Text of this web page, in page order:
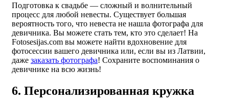
Подготовка к свадьбе — сложный и волнительный
процесс для любой невесты. Существует большая
вероятность того, что невеста не нашла фотографа для
девичника. Вы можете стать тем, кто это сделает! На
Fotosesijas.com вы можете найти вдохновение для
фотосессии вашего девичника или, если вы из Латвии,
даже заказать фотографа! Сохраните воспоминания о
девичнике на всю жизнь!
6. Персонализированная кружка